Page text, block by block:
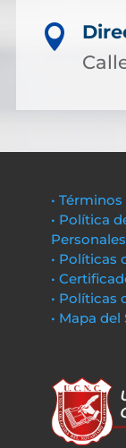

•
• Política
Personales
• Políticas
•
• Políticas
• Mapa del